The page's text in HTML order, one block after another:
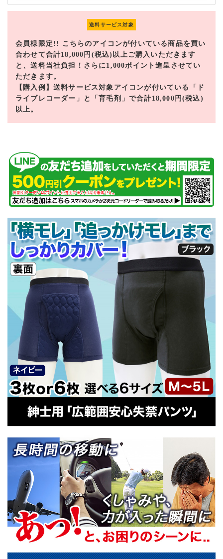
送料サービス対象
会員様限定!! こちらのアイコンが付いている商品を買い
合わせて合計18,000円(税込)以上ご購入いただきます
と、送料当社負担！さらに1,000ポイント進呈させてい
ただきます。
【購入例】送料サービス対象アイコンが付いている「ド
ライブレコーダー」と「育毛剤」で合計18,000円(税込)
以上。